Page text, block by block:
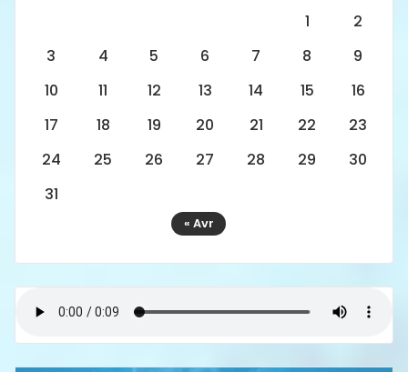
1
2
3
4 5 6 7 8
9
10
11 12 13 14 15
16
17
18 19 20 21 22
23
24
25 26 27 28 29
30
31
« Avr